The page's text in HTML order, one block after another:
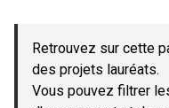
−
Retrouvez sur cette
des projets lauréats.
Vous pouvez filtrer